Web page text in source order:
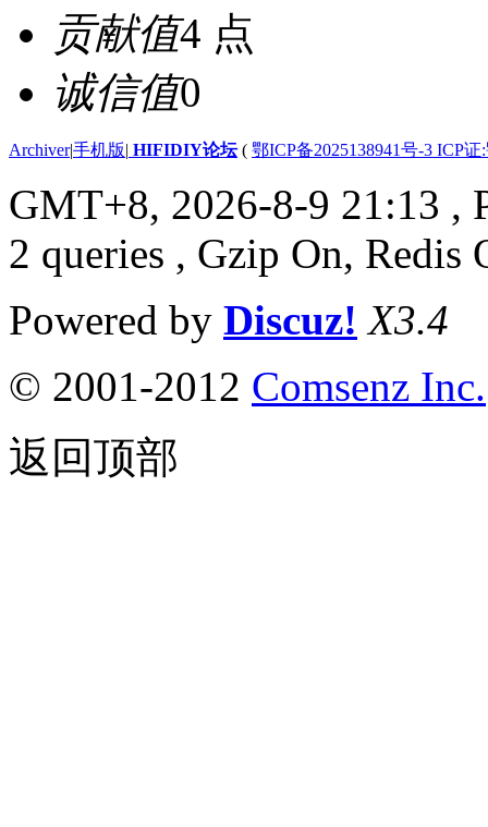
贡献值4 点
诚信值0
Archiver|手机版| HIFIDIY论坛( 鄂ICP备2025138941号-3 ICP
GMT+8, 2026-8-9 21:13 ,
2 queries , Gzip On, Redis
Powered by Discuz! X3.4
© 2001-2012 Comsenz Inc.
返回顶部